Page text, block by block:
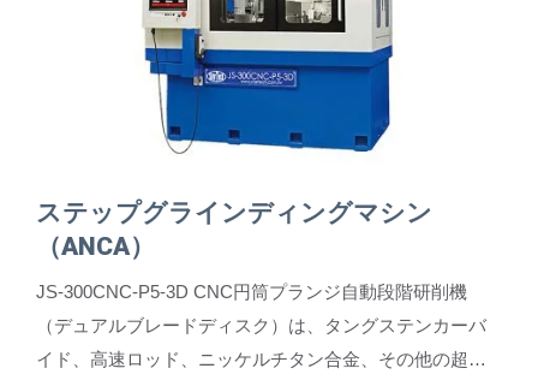
ステップグラインディングマシン
（ANCA）
JS-300CNC-P5-3D CNC円筒プランジ自動段階研削機
（デュアルブレードディスク）は、タングステンカーバ
イド、高速ロッド、ニッケルチタン合金、その他の超硬